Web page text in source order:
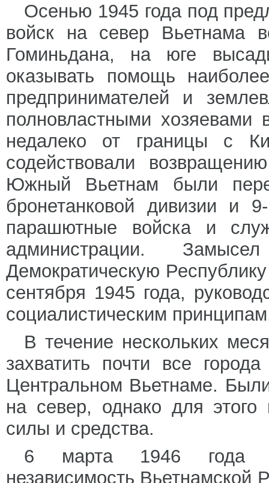
Осенью 1945 года под
войск на север Вьетнама
Гоминьдана, на юге
оказывать помощь
предпринимателей и
полновластными хозяевами
недалеко от границы с
содействовали
Южный Вьетнам были
бронетанковой дивизии и
парашютные войска и
администрации.
Демократическую
сентября 1945 года,
социалистическим
В течение нескольких
захватить почти все
Центральном Вьетнаме.
на север, однако для
силы и средства.
6 марта 1946 года
независимость